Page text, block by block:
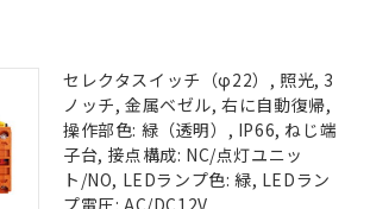
セレクタスイッチ（φ22）, 照光, 3
ノッチ, 金属ベゼル, 右に自動復帰,
操作部色: 緑（透明）, IP66, ねじ端
子台, 接点構成: NC/点灯ユニッ
ト/NO, LEDランプ色: 緑, LEDラン
プ電圧: AC/DC12V